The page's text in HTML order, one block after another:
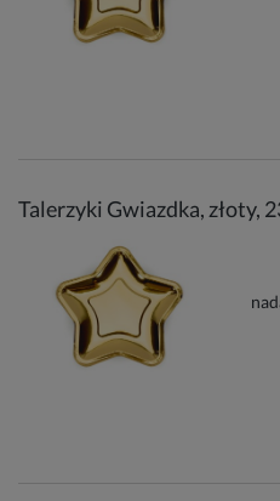
Talerzyki Gwiazdka, złoty,